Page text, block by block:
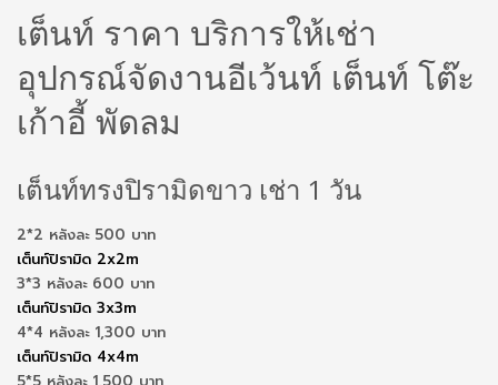
เต็นท์ ราคา บริการให้เช่า
อุปกรณ์จัดงานอีเว้นท์ เต็นท์ โต๊ะ
เก้าอี้ พัดลม
เต็นท์ทรงปิรามิดขาว เช่า 1 วัน
2*2 หลังละ 500 บาท
เต็นท์ปิรามิด 2x2m
3*3 หลังละ 600 บาท
เต็นท์ปิรามิด 3x3m
4*4 หลังละ 1,300 บาท
เต็นท์ปิรามิด 4x4m
5*5 หลังละ 1,500 บาท